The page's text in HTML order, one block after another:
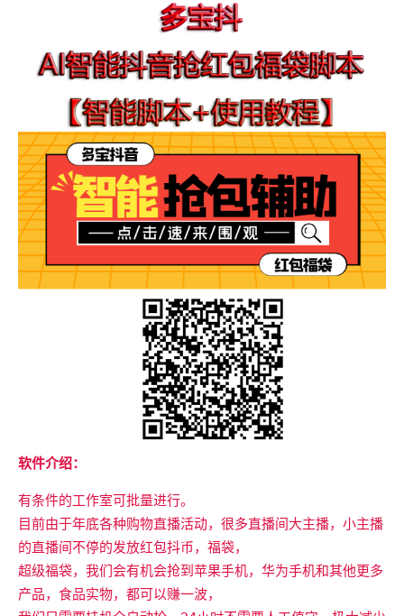
软件介绍：
有条件的工作室可批量进行。
目前由于年底各种购物直播活动，很多直播间大主播，小主播
的直播间不停的发放红包抖币，福袋，
超级福袋，我们会有机会抢到苹果手机，华为手机和其他更多
产品，食品实物，都可以赚一波，